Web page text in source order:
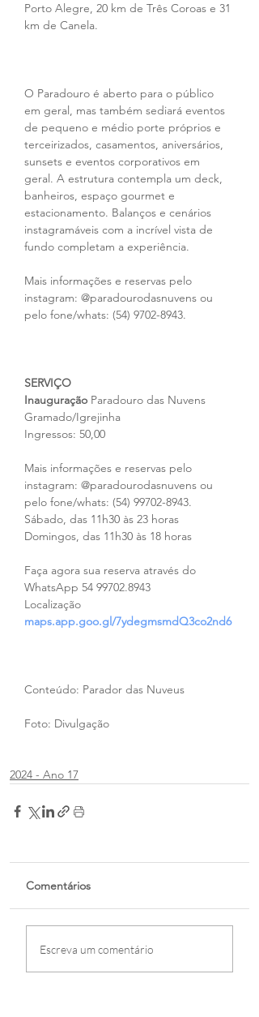
Porto Alegre, 20 km de Três Coroas e 31
km de Canela.
O Paradouro é aberto para o público
em geral, mas também sediará eventos
de pequeno e médio porte próprios e
terceirizados, casamentos, aniversários,
sunsets e eventos corporativos em
geral. A estrutura contempla um deck,
banheiros, espaço gourmet e
estacionamento. Balanços e cenários
instagramáveis com a incrível vista de
fundo completam a experiência.
Mais informações e reservas pelo
instagram: @paradourodasnuvens ou
pelo fone/whats: (54) 9702-8943.
SERVIÇO
Inauguração Paradouro das Nuvens
Gramado/Igrejinha
Ingressos: 50,00
Mais informações e reservas pelo
instagram: @paradourodasnuvens ou
pelo fone/whats: (54) 99702-8943.
Sábado, das 11h30 às 23 horas
Domingos, das 11h30 às 18 horas
Faça agora sua reserva através do
WhatsApp 54 99702.8943
Localização
maps.app.goo.gl/7ydegmsmdQ3co2nd6
Conteúdo: Parador das Nuveus
Foto: Divulgação
2024 - Ano 17
Comentários
Escreva um comentário